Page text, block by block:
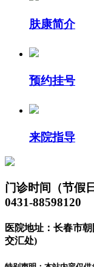
肤康简介
预约挂号
来院指导
门诊时间（节假
0431-88598120
医院地址：长春市
交汇处)